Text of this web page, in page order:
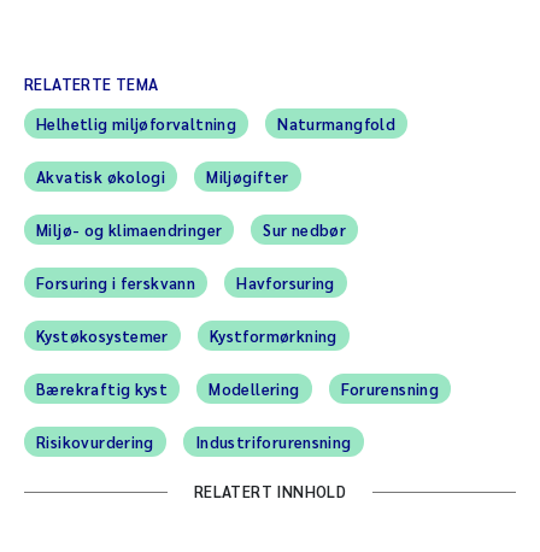
RELATERTE TEMA
Helhetlig miljøforvaltning
Naturmangfold
Akvatisk økologi Miljøgifter
Miljø- og klimaendringer Sur nedbør
Forsuring i ferskvann Havforsuring
Kystøkosystemer Kystformørkning
Bærekraftig kyst Modellering Forurensning
Risikovurdering Industriforurensning
RELATERT INNHOLD